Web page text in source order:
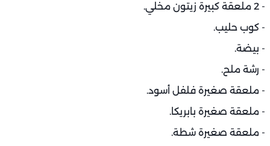
- 2 ملعقة كبيرة زيتون مخلي.
- كوب حليب.
- بيضة.
- رشة ملح.
- ملعقة صغيرة فلفل أسود.
- ملعقة صغيرة بابريكا.
- ملعقة صغيرة شطة.